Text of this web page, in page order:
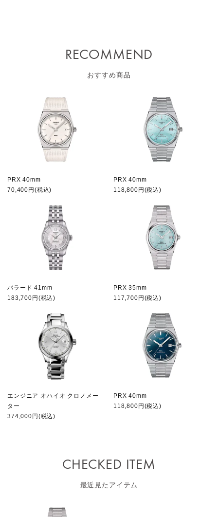
RECOMMEND
おすすめ商品
PRX 40mm
70,400円(税込)
PRX 40mm
118,800円(税込)
バラード 41mm
183,700円(税込)
PRX 35mm
117,700円(税込)
エンジニア オハイオ クロノメー
ター
374,000円(税込)
PRX 40mm
118,800円(税込)
CHECKED ITEM
最近見たアイテム